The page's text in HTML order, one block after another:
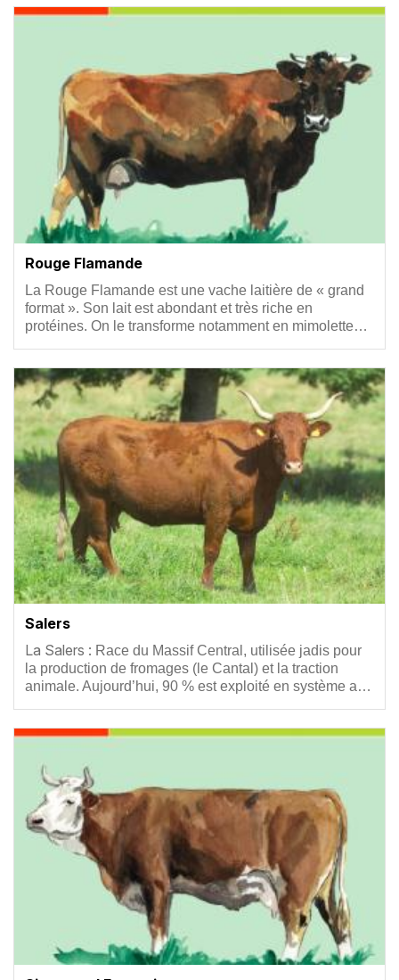
Vignette
Rouge Flamande
Résumé
La Rouge Flamande est une vache laitière de « grand
format ». Son lait est abondant et très riche en
protéines. On le transforme notamment en mimolette…
Vignette
Salers
Résumé
La Salers : Race du Massif Central, utilisée jadis pour
la production de fromages (le Cantal) et la traction
animale. Aujourd’hui, 90 % est exploité en système a…
Vignette